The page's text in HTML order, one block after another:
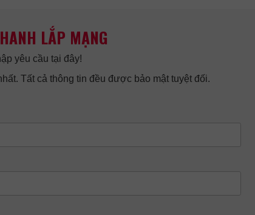
LẮP MẠNG
yêu cầu tại đây!
Tất cả thông tin đều được bảo mật tuyệt đối.